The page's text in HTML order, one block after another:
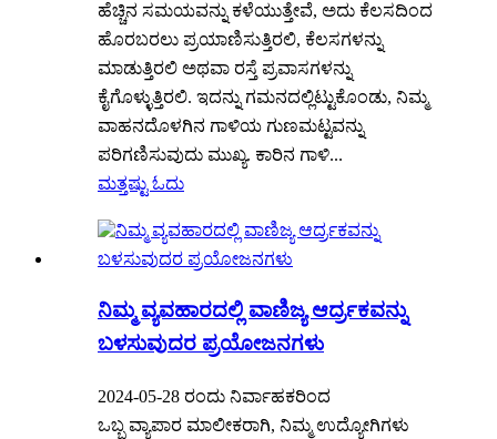
ಹೆಚ್ಚಿನ ಸಮಯವನ್ನು ಕಳೆಯುತ್ತೇವೆ, ಅದು ಕೆಲಸದಿಂದ
ಹೊರಬರಲು ಪ್ರಯಾಣಿಸುತ್ತಿರಲಿ, ಕೆಲಸಗಳನ್ನು
ಮಾಡುತ್ತಿರಲಿ ಅಥವಾ ರಸ್ತೆ ಪ್ರವಾಸಗಳನ್ನು
ಕೈಗೊಳ್ಳುತ್ತಿರಲಿ. ಇದನ್ನು ಗಮನದಲ್ಲಿಟ್ಟುಕೊಂಡು, ನಿಮ್ಮ
ವಾಹನದೊಳಗಿನ ಗಾಳಿಯ ಗುಣಮಟ್ಟವನ್ನು
ಪರಿಗಣಿಸುವುದು ಮುಖ್ಯ. ಕಾರಿನ ಗಾಳಿ...
ಮತ್ತಷ್ಟು ಓದು
ನಿಮ್ಮ ವ್ಯವಹಾರದಲ್ಲಿ ವಾಣಿಜ್ಯ ಆರ್ದ್ರಕವನ್ನು
ಬಳಸುವುದರ ಪ್ರಯೋಜನಗಳು
2024-05-28 ರಂದು ನಿರ್ವಾಹಕರಿಂದ
ಒಬ್ಬ ವ್ಯಾಪಾರ ಮಾಲೀಕರಾಗಿ, ನಿಮ್ಮ ಉದ್ಯೋಗಿಗಳು